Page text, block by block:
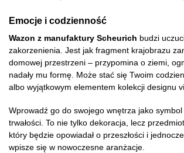
Emocje i codzienność
Wazon z manufaktury Scheurich budzi
zakorzenienia. Jest jak fragment krajobrazu
domowej przestrzeni – przypomina o ziemi,
nadały mu formę. Może stać się Twoim
albo wyjątkowym elementem kolekcji designu
Wprowadź go do swojego wnętrza jako
trwałości. To nie tylko dekoracja, lecz
który będzie opowiadał o przeszłości i
wpisze się w nowoczesne aranżacje.